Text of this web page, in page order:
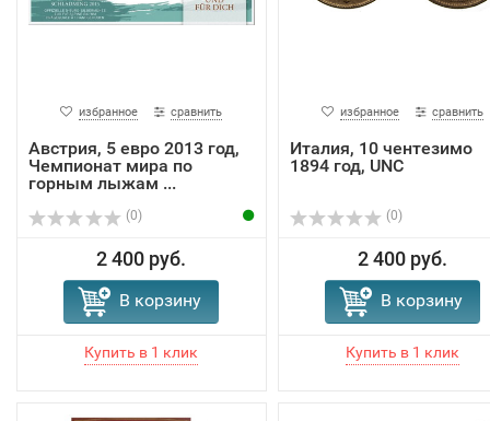
избранное сравнить
Австрия, 5 евро 2013 год,
Чемпионат мира по
горным лыжам ...
(0)
2 400 руб.
В корзину
избранное сравнить
Италия, 10 чентезимо
1894 год, UNC
(0)
2 400 руб.
В корзину